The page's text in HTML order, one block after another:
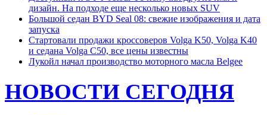
дизайн. На подходе еще несколько новых SUV
Большой седан BYD Seal 08: свежие изображения и дата
запуска
Стартовали продажи кроссоверов Volga K50, Volga K40
и седана Volga C50, все цены известны
Лукойл начал производство моторного масла Belgee
НОВОСТИ СЕГОДНЯ